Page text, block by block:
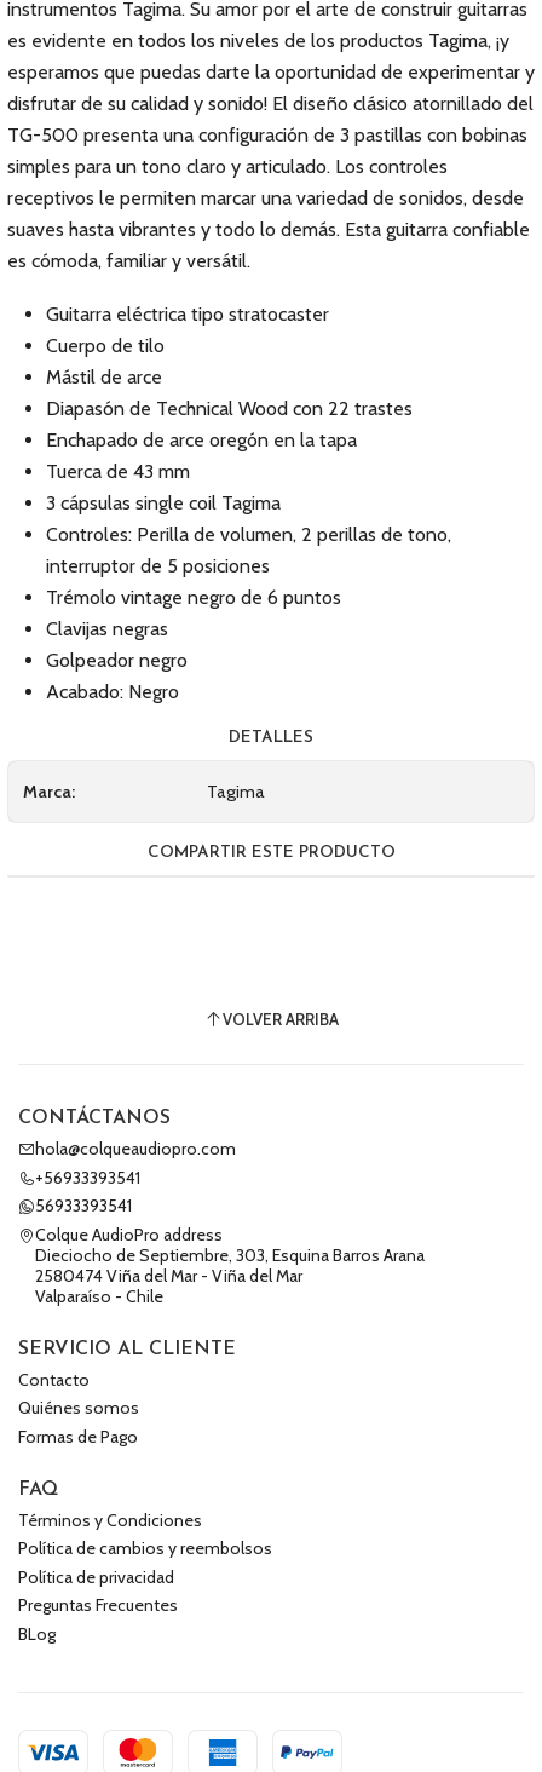
instrumentos Tagima. Su amor por el arte de construir guitarras
es evidente en todos los niveles de los productos Tagima, ¡y
esperamos que puedas darte la oportunidad de experimentar y
disfrutar de su calidad y sonido! El diseño clásico atornillado del
TG-500 presenta una configuración de 3 pastillas con bobinas
simples para un tono claro y articulado. Los controles
receptivos le permiten marcar una variedad de sonidos, desde
suaves hasta vibrantes y todo lo demás. Esta guitarra confiable
es cómoda, familiar y versátil.
Guitarra eléctrica tipo stratocaster
Cuerpo de tilo
Mástil de arce
Diapasón de Technical Wood con 22 trastes
Enchapado de arce oregón en la tapa
Tuerca de 43 mm
3 cápsulas single coil Tagima
Controles: Perilla de volumen, 2 perillas de tono,
interruptor de 5 posiciones
Trémolo vintage negro de 6 puntos
Clavijas negras
Golpeador negro
Acabado: Negro
DETALLES
Marca: Tagima
COMPARTIR ESTE PRODUCTO
VOLVER ARRIBA
CONTÁCTANOS
hola@colqueaudiopro.com
+56933393541
56933393541
Colque AudioPro address
Dieciocho de Septiembre, 303, Esquina Barros Arana
2580474 Viña del Mar - Viña del Mar
Valparaíso - Chile
SERVICIO AL CLIENTE
Contacto
Quiénes somos
Formas de Pago
FAQ
Términos y Condiciones
Política de cambios y reembolsos
Política de privacidad
Preguntas Frecuentes
BLog